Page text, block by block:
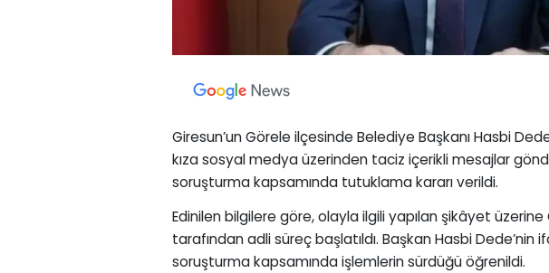
Giresun’un Görele ilçesinde Belediye Başkanı Hasbi
kıza sosyal medya üzerinden taciz içerikli mesajlar
soruşturma kapsamında tutuklama kararı verildi.
Edinilen bilgilere göre, olayla ilgili yapılan şikâyet üzerine
tarafından adli süreç başlatıldı. Başkan Hasbi Dede’nin
soruşturma kapsamında işlemlerin sürdüğü öğrenildi.